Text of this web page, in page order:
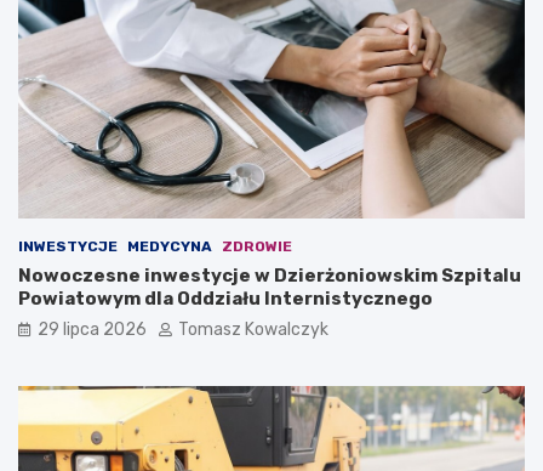
INWESTYCJE MEDYCYNA ZDROWIE
Nowoczesne inwestycje w Dzierżoniowskim Szpitalu
Powiatowym dla Oddziału Internistycznego
29 lipca 2026 Tomasz Kowalczyk